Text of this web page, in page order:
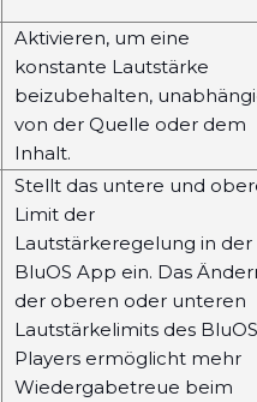
Aktivieren, um eine
konstante Lautstärke
beizubehalten,
von der Quelle oder dem
Inhalt.
Stellt das untere und
Limit der
Lautstärkeregelung in der
BluOS App ein. Das
der oberen oder unteren
Lautstärkelimits des
Players ermöglicht mehr
Wiedergabetreue beim